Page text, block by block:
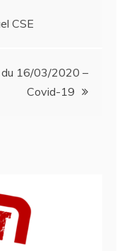
CSE
du 16/03/2020 –
Covid-19